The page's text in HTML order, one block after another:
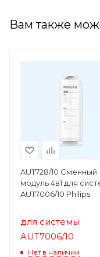
Вам также
AUT728/10 Сменный
модуль 4в1 для
AUT7006/10 Philips
для системы
AUT7006/10
Нет в наличии